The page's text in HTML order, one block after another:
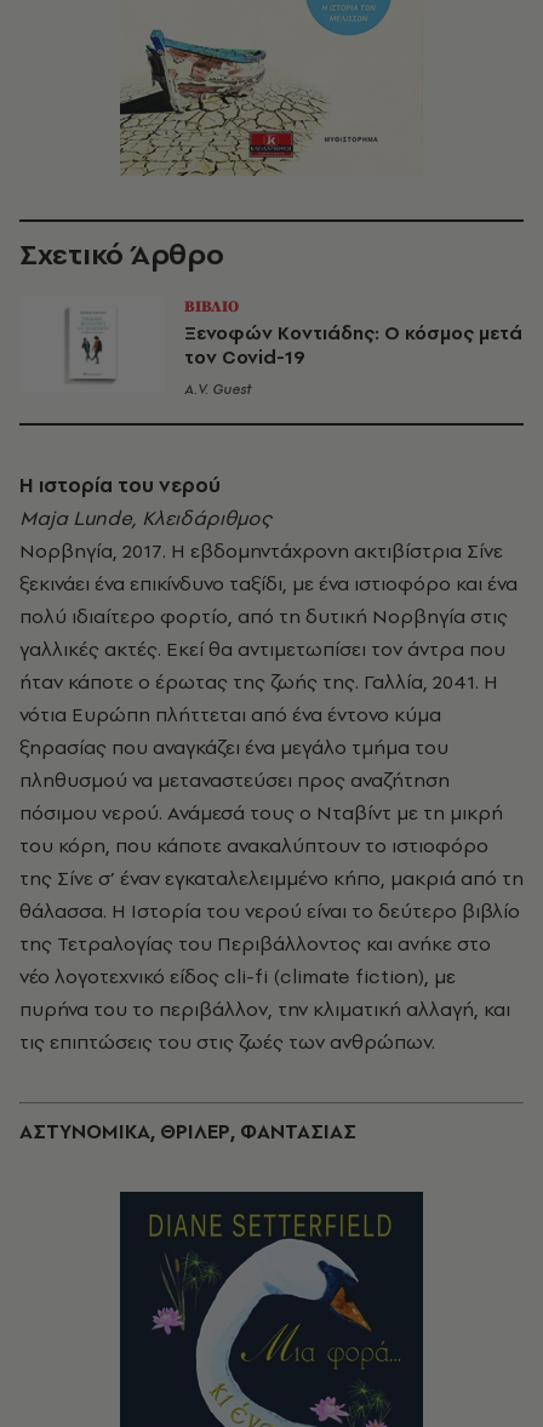
Σχετικό Άρθρο
ΒΙΒΛΙΟ
Ξενοφών Κοντιάδης: Ο κόσμος μετά
τον Covid-19
A.V. Guest
Η ιστορία του νερού
Maja Lunde, Κλειδάριθμος
Νορβηγία, 2017. Η εβδομηντάχρονη ακτιβίστρια Σίνε
ξεκινάει ένα επικίνδυνο ταξίδι, με ένα ιστιοφόρο και ένα
πολύ ιδιαίτερο φορτίο, από τη δυτική Νορβηγία στις
γαλλικές ακτές. Εκεί θα αντιμετωπίσει τον άντρα που
ήταν κάποτε ο έρωτας της ζωής της. Γαλλία, 2041. Η
νότια Ευρώπη πλήττεται από ένα έντονο κύμα
ξηρασίας που αναγκάζει ένα μεγάλο τμήμα του
πληθυσμού να μεταναστεύσει προς αναζήτηση
πόσιμου νερού. Ανάμεσά τους ο Νταβίντ με τη μικρή
του κόρη, που κάποτε ανακαλύπτουν το ιστιοφόρο
της Σίνε σ’ έναν εγκαταλελειμμένο κήπο, μακριά από τη
θάλασσα. Η Ιστορία του νερού είναι το δεύτερο βιβλίο
της Τετραλογίας του Περιβάλλοντος και ανήκε στο
νέο λογοτεχνικό είδος cli-fi (climate fiction), με
πυρήνα του το περιβάλλον, την κλιματική αλλαγή, και
τις επιπτώσεις του στις ζωές των ανθρώπων.
ΑΣΤΥΝΟΜΙΚΑ, ΘΡΙΛΕΡ, ΦΑΝΤΑΣΙΑΣ